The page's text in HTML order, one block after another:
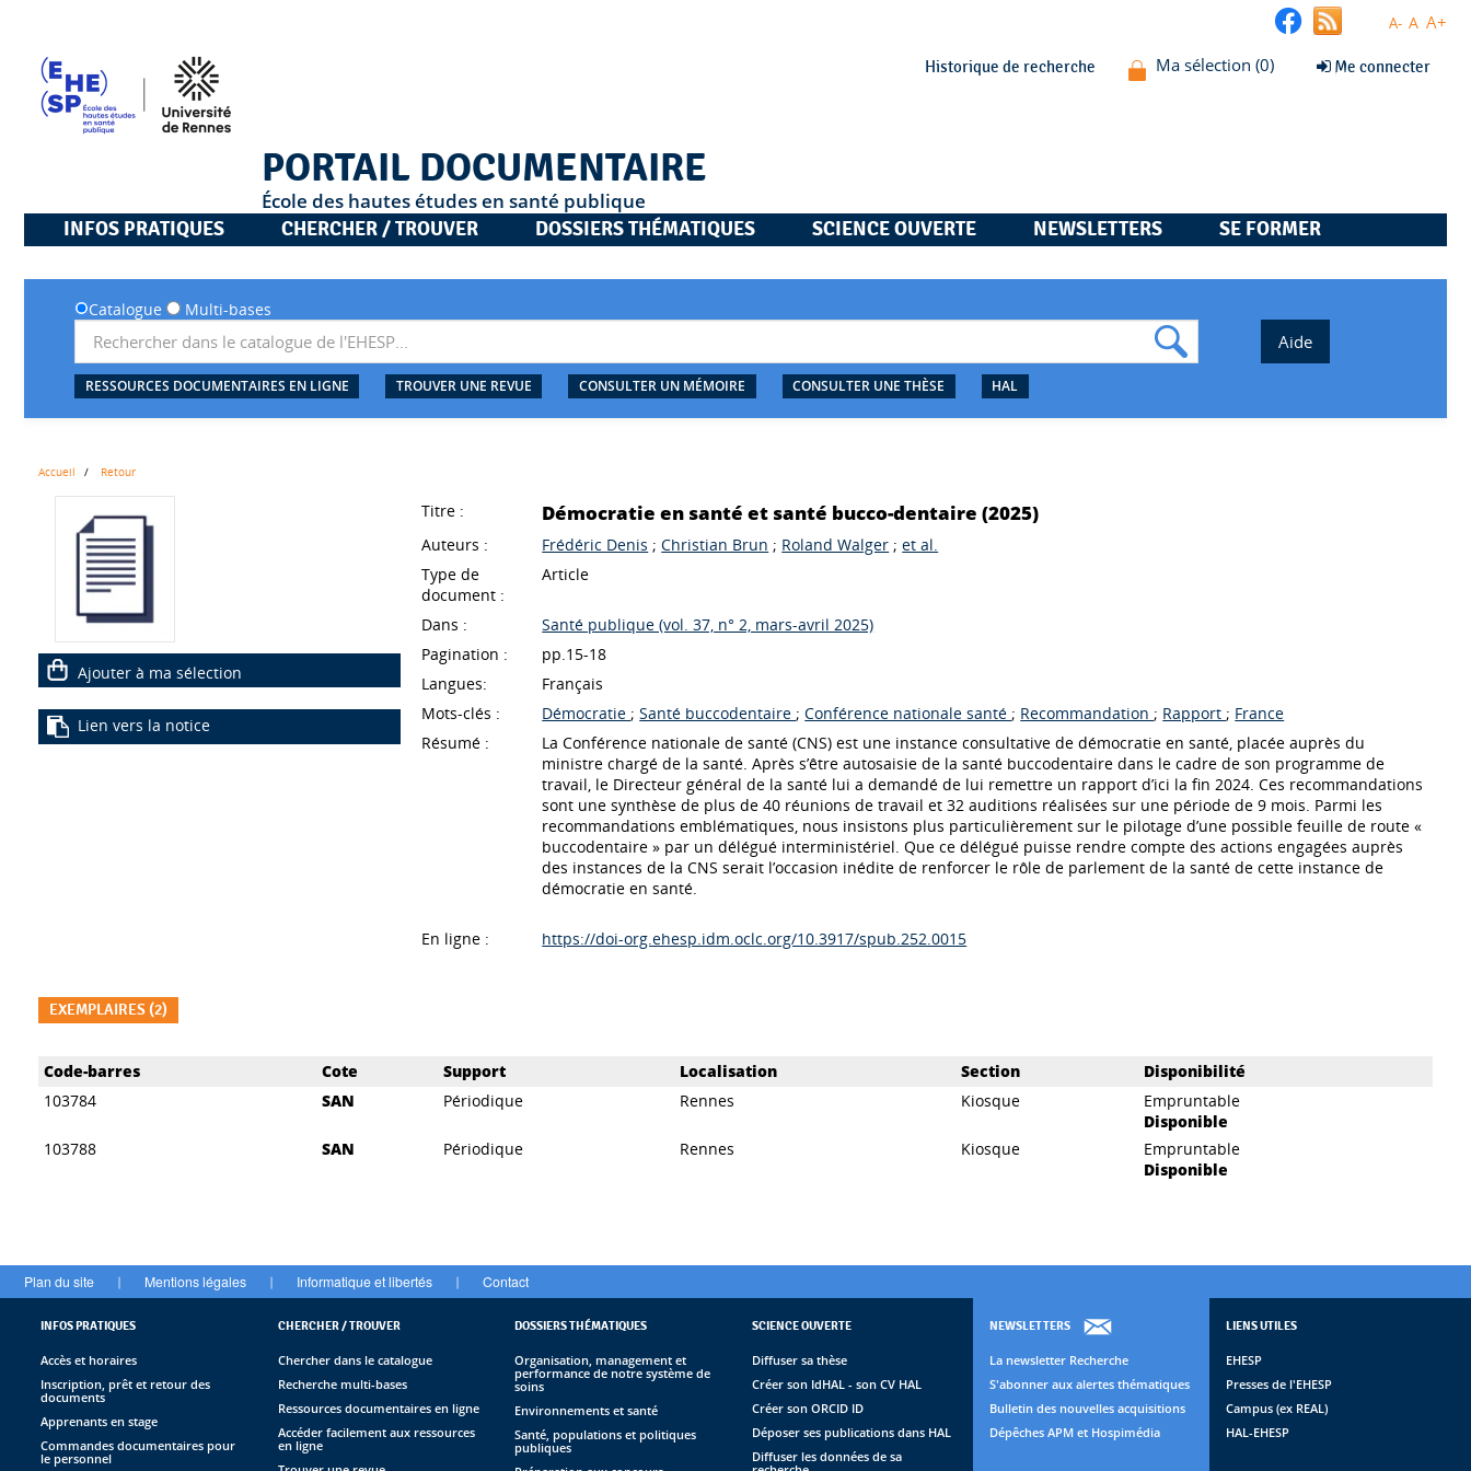
A- A A+
Historique de recherche Me connecter
PORTAIL DOCUMENTAIRE
École des hautes études en santé publique
INFOS PRATIQUES
CHERCHER / TROUVER DOSSIERS THÉMATIQUES SCIENCE OUVERTE NEWSLETTERS SE FORMER
Catalogue Multi-bases
RESSOURCES DOCUMENTAIRES EN LIGNE TROUVER UNE REVUE CONSULTER UN MÉMOIRE CONSULTER UNE THÈSE HAL
Accueil Retour
Ajouter à ma sélection
Lien vers la notice
Titre : Démocratie en santé et santé bucco-dentaire (2025)
Auteurs : Frédéric Denis ;Christian Brun ; Roland Walger ;et al.
Type de
document :
Article
Dans :
Santé publique (vol. 37, n° 2, mars-avril 2025)
Pagination :
pp.15-18
Langues:
Français
Mots-clés :
Démocratie ; Santé buccodentaire ; Conférence nationale santé ; Recommandation ; Rapport ; France
Résumé :
La Conférence nationale de santé (CNS) est une instance consultative de démocratie en santé, placée auprès du
ministre chargé de la santé. Après s’être autosaisie de la santé buccodentaire dans le cadre de son programme de
travail, le Directeur général de la santé lui a demandé de lui remettre un rapport d’ici la fin 2024. Ces recommandations
sont une synthèse de plus de 40 réunions de travail et 32 auditions réalisées sur une période de 9 mois. Parmi les
recommandations emblématiques, nous insistons plus particulièrement sur le pilotage d’une possible feuille de route «
buccodentaire » par un délégué interministériel. Que ce délégué puisse rendre compte des actions engagées auprès
des instances de la CNS serait l’occasion inédite de renforcer le rôle de parlement de la santé de cette instance de
démocratie en santé.
En ligne : https://doi-org.ehesp.idm.oclc.org/10.3917/spub.252.0015
EXEMPLAIRES (2)
Liste des exemplaires
Code-barres Cote Support Localisation Section
Disponibilité
103784
SAN Périodique Rennes Kiosque
Empruntable
Disponible
103788
SAN Périodique Rennes Kiosque
Empruntable
Disponible
Plan du site | Mentions légales | Informatique et libertés | Contact
INFOS PRATIQUES
Accès et horaires
Inscription, prêt et retour des
documents
Apprenants en stage
Commandes documentaires pour
le personnel
CHERCHER / TROUVER
Chercher dans le catalogue
Recherche multi-bases
Ressources documentaires en ligne
Accéder facilement aux ressources
en ligne
DOSSIERS THÉMATIQUES
Organisation, management et
performance de notre système de
soins
Environnements et santé
Santé, populations et politiques
publiques
SCIENCE OUVERTE
Diffuser sa thèse
Créer son IdHAL - son CV HAL
Créer son ORCID ID
Déposer ses publications dans HAL
Diffuser les données de sa
NEWSLETTERS
La newsletter Recherche
S'abonner aux alertes thématiques
Bulletin des nouvelles acquisitions
Dépêches APM et Hospimédia
LIENS UTILES
EHESP
Presses de l'EHESP
Campus (ex REAL)
HAL-EHESP